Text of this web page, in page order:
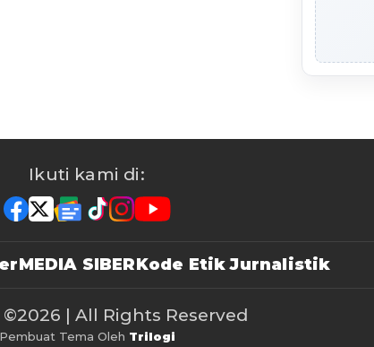
Ikuti kami di:
MEDIA SIBERKode Etik Jurnalistik
©2026 | All Rights Reserved
Pembuat Tema Oleh Trilogi